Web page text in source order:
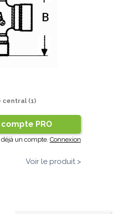
central (1)
PRO
déjà un compte. Connexion
Voir le produit >